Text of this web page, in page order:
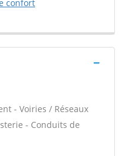
confort
- Voiries / Réseaux
- Conduits de